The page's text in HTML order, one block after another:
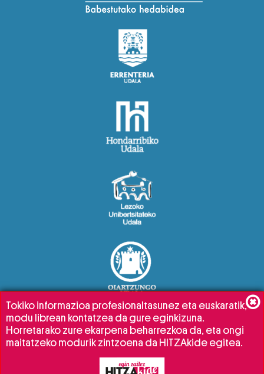
Tokiko informazioa profesionaltasunez eta euskaratik,
modu librean kontatzea da gure eginkizuna.
Horretarako zure ekarpena beharrezkoa da, eta ongi
maitatzeko modurik zintzoena da HITZAkide egitea.